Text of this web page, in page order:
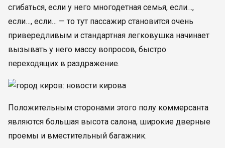
сгибаться, если у него многодетная семья, если…,
если…, если… — то тут пассажир становится очень
привередливым и стандартная легковушка начинает
вызывать у него массу вопросов, быстро
переходящих в раздражение.
Положительным сторонами этого полу коммерсанта
являются большая высота салона, широкие дверные
проемы и вместительный багажник.